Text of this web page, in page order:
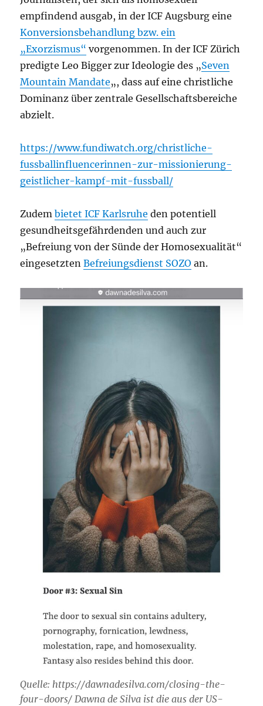
empfindend ausgab, in der ICF Augsburg eine
Konversionsbehandlung bzw. ein
„Exorzismus“ vorgenommen. In der ICF Zürich
predigte Leo Bigger zur Ideologie des „Seven
Mountain Mandate„, dass auf eine christliche
Dominanz über zentrale Gesellschaftsbereiche
abzielt.
https://www.fundiwatch.org/christliche-
fussballinfluencerinnen-zur-missionierung-
geistlicher-kampf-mit-fussball/
Zudembietet ICF Karlsruhe den potentiell
gesundheitsgefährdenden und auch zur
„Befreiung von der Sünde der Homosexualität“
eingesetztenBefreiungsdienst SOZO an.
Quelle: https://dawnadesilva.com/closing-the-
four-doors/ Dawna de Silva ist die aus der US-